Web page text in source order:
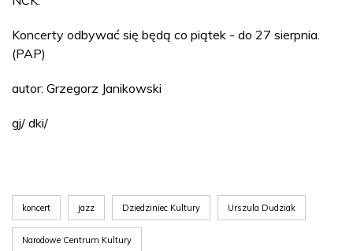
Koncerty odbywać się będą co piątek - do 27 sierpnia.
(PAP)
autor: Grzegorz Janikowski
gj/ dki/
koncert jazz Dziedziniec Kultury Urszula Dudziak
Narodowe Centrum Kultury